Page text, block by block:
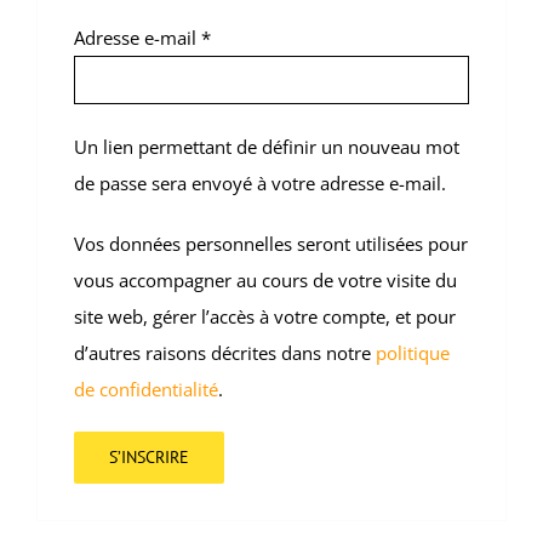
Adresse e-mail *Obligatoire
Un lien permettant de définir un nouveau mot
de passe sera envoyé à votre adresse e-mail.
Vos données personnelles seront utilisées pour
vous accompagner au cours de votre visite du
site web, gérer l’accès à votre compte, et pour
d’autres raisons décrites dans notre politique
de confidentialité.
S’INSCRIRE